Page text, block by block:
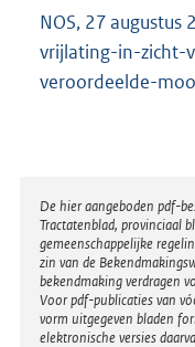
NOS, 27
vrijlating-in-zicht-
veroordeelde-
Disclaimer
De hier aangeboden pdf-
Tractatenblad, provinciaal
gemeenschappelijke
zin van de
bekendmaking verdragen
Voor pdf-publicaties van
vorm uitgegeven bladen
elektronische versies